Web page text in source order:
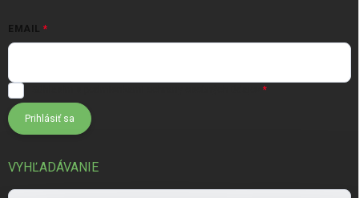
EMAIL
Prihlásiť sa
VYHĽADÁVANIE